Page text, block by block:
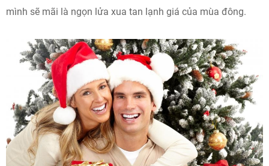
mình sẽ mãi là ngọn lửa xua tan lạnh giá của mùa đông.